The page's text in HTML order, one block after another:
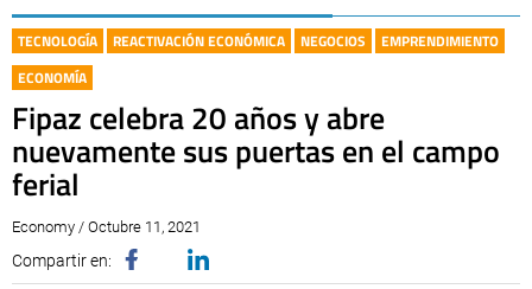
TECNOLOGÍA REACTIVACIÓN ECONÓMICA NEGOCIOS
EMPRENDIMIENTO
ECONOMÍA
Fipaz celebra 20 años y abre
nuevamente sus puertas en el campo
ferial
Economy / Octubre 11, 2021
Compartir en: